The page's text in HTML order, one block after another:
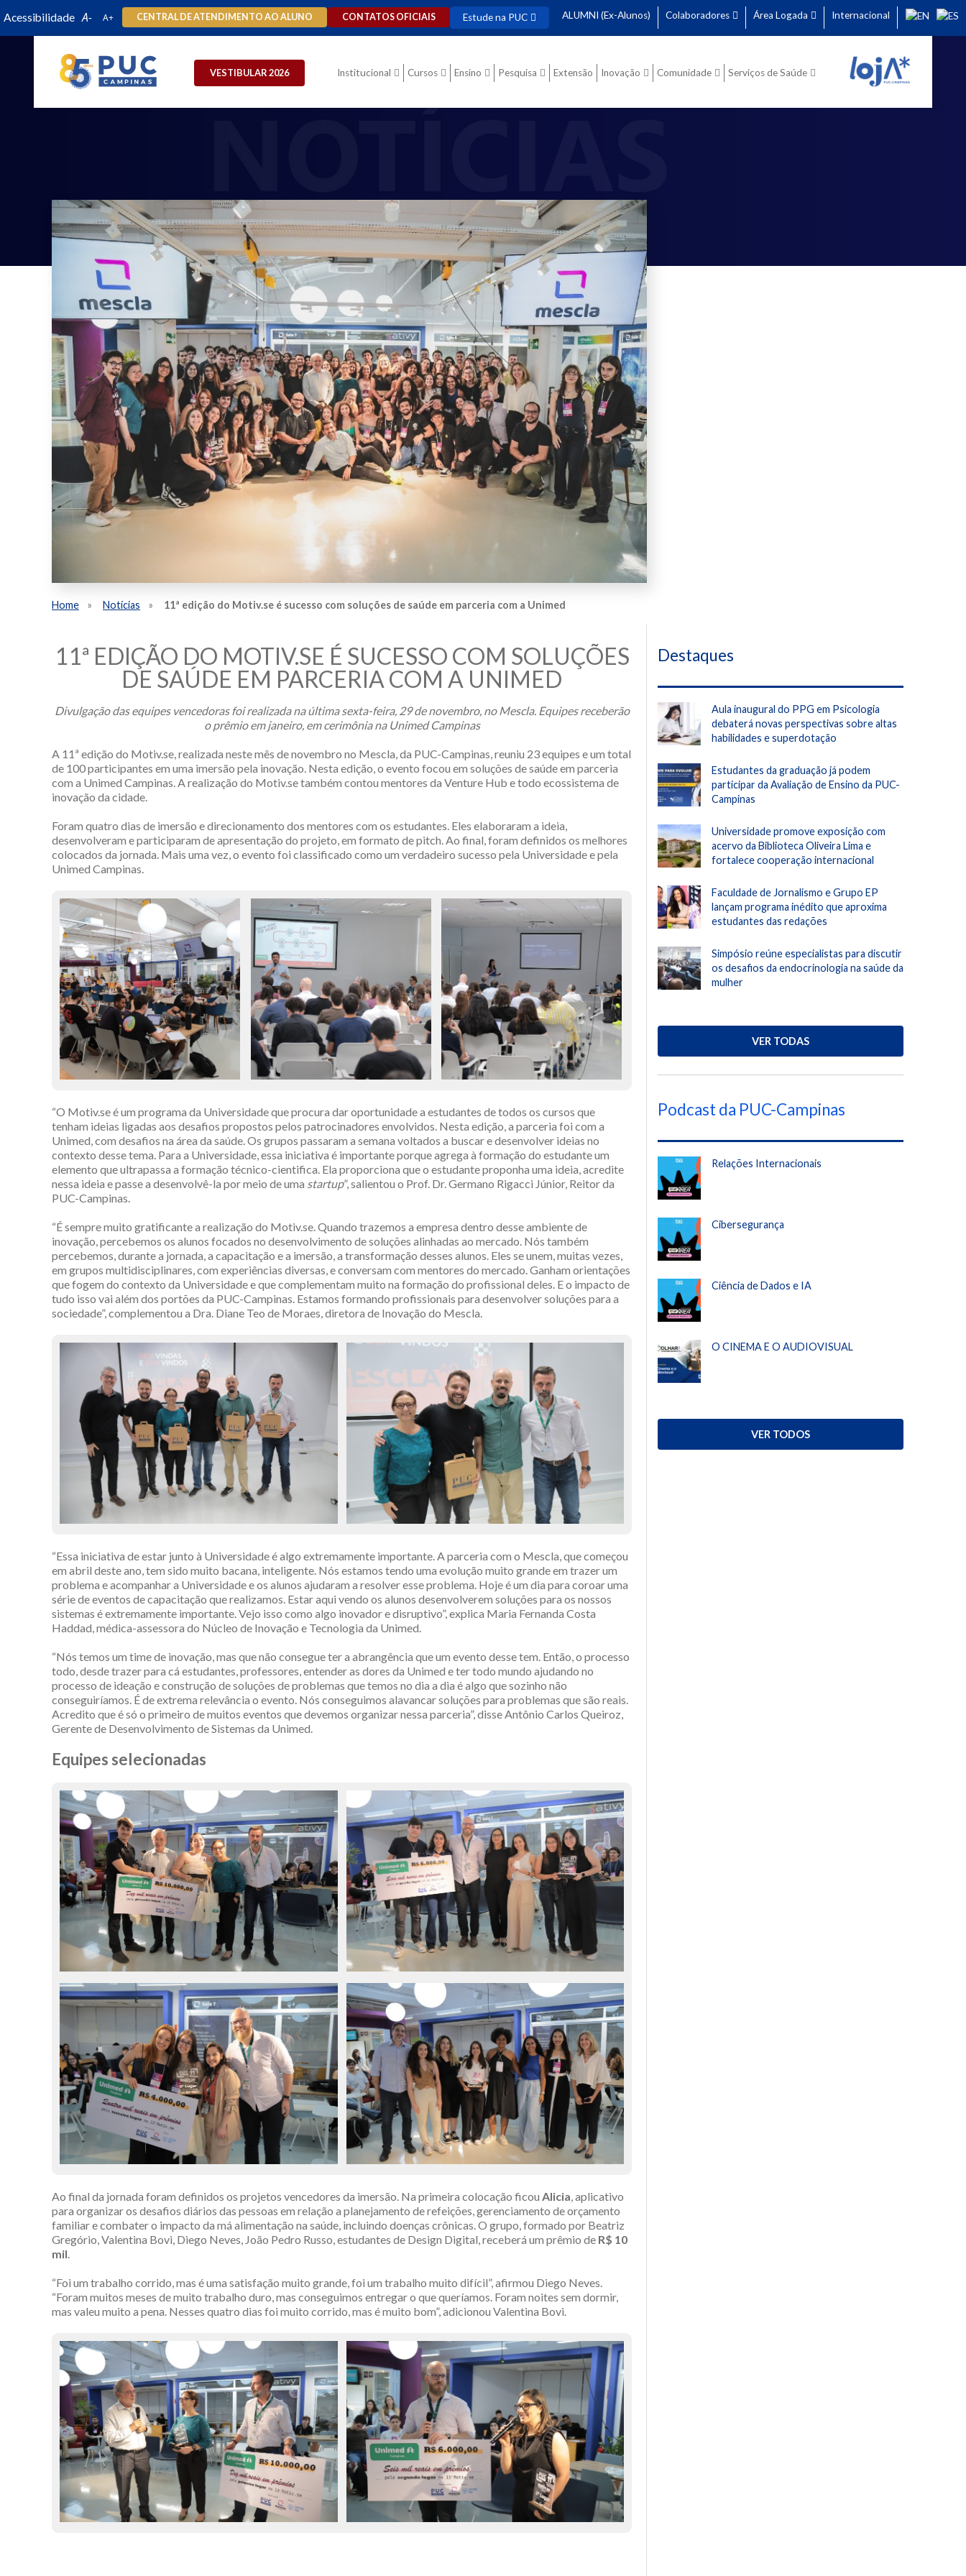
Acessibilidade CENTRAL DE ATENDIMENTO AO ALUNO CONTATOS OFICIAIS Estude na PUC ALUMNI (Ex-Alunos) Colaboradores Área Logada Internacional
VESTIBULAR 2026 Institucional Cursos Ensino Pesquisa Extensão Inovação Comunidade Serviços de Saúde
Home Notícias 11ª edição do Motiv.se é sucesso com soluções de saúde em parceria com a Unimed
11ª EDIÇÃO DO MOTIV.SE É SUCESSO COM SOLUÇÕES
DE SAÚDE EM PARCERIA COM A UNIMED
Divulgação das equipes vencedoras foi realizada na última sexta-feira, 29 de novembro, no Mescla. Equipes receberão
o prêmio em janeiro, em cerimônia na Unimed Campinas
A 11ª edição do Motiv.se, realizada neste mês de novembro no Mescla, da PUC-Campinas, reuniu 23 equipes e um total
de 100 participantes em uma imersão pela inovação. Nesta edição, o evento focou em soluções de saúde em parceria
com a Unimed Campinas. A realização do Motiv.se também contou mentores da Venture Hub e todo ecossistema de
inovação da cidade.
Foram quatro dias de imersão e direcionamento dos mentores com os estudantes. Eles elaboraram a ideia,
desenvolveram e participaram de apresentação do projeto, em formato de pitch. Ao final, foram definidos os melhores
colocados da jornada. Mais uma vez, o evento foi classificado como um verdadeiro sucesso pela Universidade e pela
Unimed Campinas.
“O Motiv.se é um programa da Universidade que procura dar oportunidade a estudantes de todos os cursos que
tenham ideias ligadas aos desafios propostos pelos patrocinadores envolvidos. Nesta edição, a parceria foi com a
Unimed, com desafios na área da saúde. Os grupos passaram a semana voltados a buscar e desenvolver ideias no
contexto desse tema. Para a Universidade, essa iniciativa é importante porque agrega à formação do estudante um
elemento que ultrapassa a formação técnico-cientifica. Ela proporciona que o estudante proponha uma ideia, acredite
nessa ideia e passe a desenvolvê-la por meio de uma startup”, salientou o Prof. Dr. Germano Rigacci Júnior, Reitor da
PUC-Campinas.
“É sempre muito gratificante a realização do Motiv.se. Quando trazemos a empresa dentro desse ambiente de
inovação, percebemos os alunos focados no desenvolvimento de soluções alinhadas ao mercado. Nós também
percebemos, durante a jornada, a capacitação e a imersão, a transformação desses alunos. Eles se unem, muitas vezes,
em grupos multidisciplinares, com experiências diversas, e conversam com mentores do mercado. Ganham orientações
que fogem do contexto da Universidade e que complementam muito na formação do profissional deles. E o impacto de
tudo isso vai além dos portões da PUC-Campinas. Estamos formando profissionais para desenvolver soluções para a
sociedade”, complementou a Dra. Diane Teo de Moraes, diretora de Inovação do Mescla.
“Essa iniciativa de estar junto à Universidade é algo extremamente importante. A parceria com o Mescla, que começou
em abril deste ano, tem sido muito bacana, inteligente. Nós estamos tendo uma evolução muito grande em trazer um
problema e acompanhar a Universidade e os alunos ajudaram a resolver esse problema. Hoje é um dia para coroar uma
série de eventos de capacitação que realizamos. Estar aqui vendo os alunos desenvolverem soluções para os nossos
sistemas é extremamente importante. Vejo isso como algo inovador e disruptivo”, explica Maria Fernanda Costa
Haddad, médica-assessora do Núcleo de Inovação e Tecnologia da Unimed.
“Nós temos um time de inovação, mas que não consegue ter a abrangência que um evento desse tem. Então, o processo
todo, desde trazer para cá estudantes, professores, entender as dores da Unimed e ter todo mundo ajudando no
processo de ideação e construção de soluções de problemas que temos no dia a dia é algo que sozinho não
conseguiríamos. É de extrema relevância o evento. Nós conseguimos alavancar soluções para problemas que são reais.
Acredito que é só o primeiro de muitos eventos que devemos organizar nessa parceria”, disse Antônio Carlos Queiroz,
Gerente de Desenvolvimento de Sistemas da Unimed.
Equipes selecionadas
Ao final da jornada foram definidos os projetos vencedores da imersão. Na primeira colocação ficou Alicia, aplicativo
para organizar os desafios diários das pessoas em relação a planejamento de refeições, gerenciamento de orçamento
familiar e combater o impacto da má alimentação na saúde, incluindo doenças crônicas. O grupo, formado por Beatriz
Gregório, Valentina Bovi, Diego Neves, João Pedro Russo, estudantes de Design Digital, receberá um prêmio de R$ 10
mil.
“Foi um trabalho corrido, mas é uma satisfação muito grande, foi um trabalho muito difícil”, afirmou Diego Neves.
“Foram muitos meses de muito trabalho duro, mas conseguimos entregar o que queríamos. Foram noites sem dormir,
mas valeu muito a pena. Nesses quatro dias foi muito corrido, mas é muito bom”, adicionou Valentina Bovi.
Destaques
Aula inaugural do PPG em Psicologia
debaterá novas perspectivas sobre altas
habilidades e superdotação
Estudantes da graduação já podem
participar da Avaliação de Ensino da PUC-
Campinas
Universidade promove exposição com
acervo da Biblioteca Oliveira Lima e
fortalece cooperação internacional
Faculdade de Jornalismo e Grupo EP
lançam programa inédito que aproxima
estudantes das redações
Simpósio reúne especialistas para discutir
os desafios da endocrinologia na saúde da
mulher
VER TODAS
Podcast da PUC-Campinas
Relações Internacionais
Cibersegurança
Ciência de Dados e IA
O CINEMA E O AUDIOVISUAL
VER TODOS